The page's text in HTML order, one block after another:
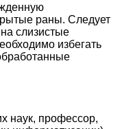
раны. Следует
слизистые
избегать
наук, профессор,